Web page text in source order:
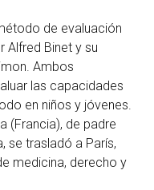
de evaluación
Alfred Binet y su
Ambos
las capacidades
en niños y jóvenes.
(Francia), de padre
se trasladó a París,
medicina, derecho y